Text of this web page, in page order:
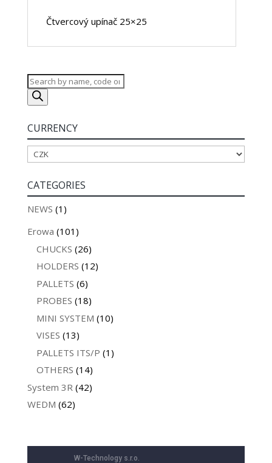
Čtvercový upínač 25×25
Products
search
CURRENCY
CATEGORIES
NEWS (1)
Erowa (101)
CHUCKS (26)
HOLDERS (12)
PALLETS (6)
PROBES (18)
MINI SYSTEM (10)
VISES (13)
PALLETS ITS/P (1)
OTHERS (14)
System 3R (42)
WEDM (62)
W-Technology s.r.o.